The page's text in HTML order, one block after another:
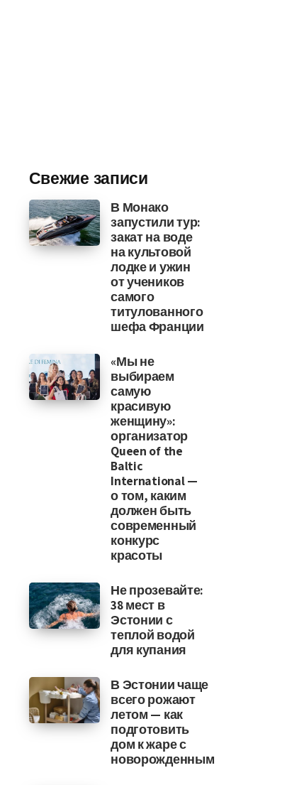
Свежие записи
В Монако
запустили тур:
закат на воде
на культовой
лодке и ужин
от учеников
самого
титулованного
шефа Франции
«Мы не
выбираем
самую
красивую
женщину»:
организатор
Queen of the
Baltic
International —
о том, каким
должен быть
современный
конкурс
красоты
Не прозевайте:
38 мест в
Эстонии с
теплой водой
для купания
В Эстонии чаще
всего рожают
летом — как
подготовить
дом к жаре с
новорожденным